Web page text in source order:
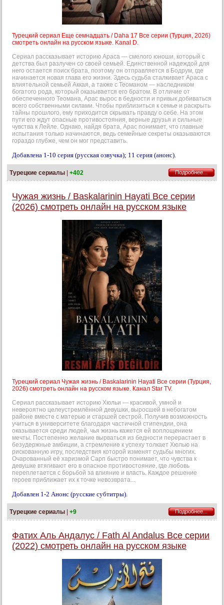
Турецкий сериал Еще семнадцать / Daha 17 Все серии (Турция, 2026)
смотреть онлайн на русском языке. Kanal D.
Сериал рассказывает историю Араса — смелого юноши, который с
детства был разлучен со своей семьей. Единственной надеждой для
него остается поиск брата, поэтому он отправляется в Бодрум, где
начинается новая глава его жизни. Здесь судьба сталкивает Араса с
влиятельной семьей Аккая, а также с Теоманом — наследником
богатого рода, который оказывается его братом. В отличие от
обеспеченного Теомана, Арас вырос в бедности и привык добиваться
всего собственными силами. Чтобы приблизиться к семье и раскрыть
тайны прошлого, ему приходится скрывать правду о себе. На этом
пути его ждут опасные противостояния, верные друзья и сильные
чувства к Лейле. Однако, найдя брата, Арас понимает, что главные
испытания только начинаются, ведь семейные секреты оказываются
гораздо глубже, чем он мог представить.
Добавлена 1-10 серия (русская озвучка); 11 серия (анонс).
Турецкие сериалы +402 Подробнее...
Чужая жизнь / Baskalarinin Hayati Все серии
(2026) смотреть онлайн на русском языке
Турецкий сериал Чужая жизнь / Baskalarinin Hayati Все серии (Турция,
2026) смотреть онлайн на русском языке. Канал Star TV.
Сериал рассказывает историю Хюльи — красивой, умной и
невероятно целеустремлённой девушки, выросшей в небогатом
районе вместе с матерью и старшей сестрой. Получив возможность
учиться в университете благодаря частичной стипендии, она
оказывается среди людей, чья жизнь кажется ей воплощением
мечты. Постепенно желание вырваться из бедности перерастает в
безудержные амбиции, а стремление к успеху толкает Хюлью на
рискованную игру, последствия которой изменят судьбы многих.
Очарованный её харизмой Сарп быстро понимает, что чувства к
девушке втягивают его в опасное противостояние, где любовь
переплетается с борьбой за влияние и власть. Каждое решение
героев приближает их к точке невозврата...
Добавлен 1-2 Анонс (русские субтитры).
Турецкие сериалы | +9 Подробнее...
Фатих Аль Андалус / Fath Al Andalus Все серии
(2022) смотреть онлайн на русском языке